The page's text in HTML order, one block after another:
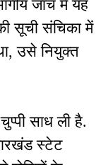
जांच में यह
की सूची संचिका में
उसे नियुक्त
साध ली है.
स्टेट